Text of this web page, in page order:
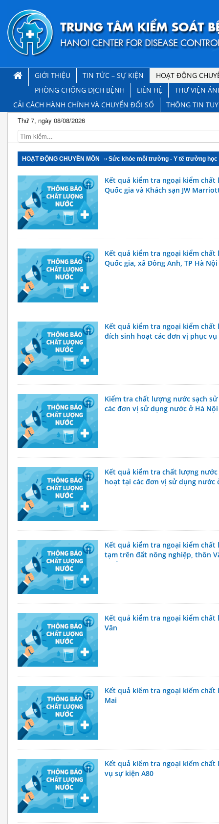
GIỚI THIỆU TIN TỨC – SỰ KIỆN
HOẠT ĐỘNG
PHÒNG CHỐNG DỊCH BỆNH
LIÊN HỆ
THƯ VIỆN
CẢI CÁCH HÀNH CHÍNH VÀ CHUYỂN ĐỔI SỐ
THÔNG TIN
Thứ 7, ngày 08/08/2026
HOẠT ĐỘNG CHUYÊN MÔN Sức khỏe môi trường - Y tế trường học
Kết quả kiểm tra ngoại kiểm
Quốc gia và Khách sạn JW
Kết quả kiểm tra ngoại kiểm
Quốc gia, xã Đông Anh, TP Hà Nội
Kết quả kiểm tra ngoại kiểm
đích sinh hoạt các đơn vị phục
Kiểm tra chất lượng nước sạch
các đơn vị sử dụng nước ở Hà
Kết quả kiểm tra chất lượng
hoạt tại các đơn vị sử dụng nước
Kết quả kiểm tra ngoại kiểm
tạm trên đất nông nghiệp, thôn
phố Hà Nội
Kết quả kiểm tra ngoại kiểm
Vân
Kết quả kiểm tra ngoại kiểm
Mai
Kết quả kiểm tra ngoại kiểm
vụ sự kiện A80